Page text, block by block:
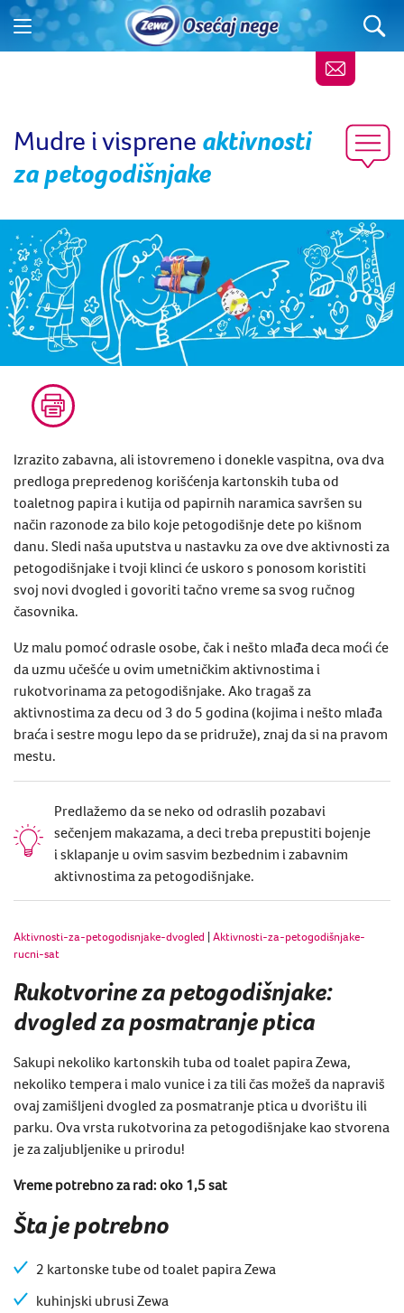
Mudre i visprene aktivnosti
za petogodišnjake
Izrazito zabavna, ali istovremeno i donekle vaspitna, ova dva
predloga prepredenog korišćenja kartonskih tuba od
toaletnog papira i kutija od papirnih naramica savršen su
način razonode za bilo koje petogodišnje dete po kišnom
danu. Sledi naša uputstva u nastavku za ove dve aktivnosti za
petogodišnjake i tvoji klinci će uskoro s ponosom koristiti
svoj novi dvogled i govoriti tačno vreme sa svog ručnog
časovnika.
Uz malu pomoć odrasle osobe, čak i nešto mlađa deca moći će
da uzmu učešće u ovim umetničkim aktivnostima i
rukotvorinama za petogodišnjake. Ako tragaš za
aktivnostima za decu od 3 do 5 godina (kojima i nešto mlađa
braća i sestre mogu lepo da se pridruže), znaj da si na pravom
mestu.
Predlažemo da se neko od odraslih pozabavi
sečenjem makazama, a deci treba prepustiti bojenje
i sklapanje u ovim sasvim bezbednim i zabavnim
aktivnostima za petogodišnjake.
Aktivnosti-za-petogodisnjake-dvogled |Aktivnosti-za-petogodišnjake-
rucni-sat
Rukotvorine za petogodišnjake:
dvogled za posmatranje ptica
Sakupi nekoliko kartonskih tuba od toalet papira Zewa,
nekoliko tempera i malo vunice i za tili čas možeš da napraviš
ovaj zamišljeni dvogled za posmatranje ptica u dvorištu ili
parku. Ova vrsta rukotvorina za petogodišnjake kao stvorena
je za zaljubljenike u prirodu!
Vreme potrebno za rad: oko 1,5 sat
Šta je potrebno
2 kartonske tube od toalet papira Zewa
kuhinjski ubrusi Zewa